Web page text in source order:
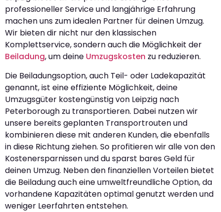
professioneller Service und langjährige Erfahrung
machen uns zum idealen Partner für deinen Umzug.
Wir bieten dir nicht nur den klassischen
Komplettservice, sondern auch die Möglichkeit der
Beiladung, um deine Umzugskosten zu reduzieren.
Die Beiladungsoption, auch Teil- oder Ladekapazität
genannt, ist eine effiziente Möglichkeit, deine
Umzugsgüter kostengünstig von Leipzig nach
Peterborough zu transportieren. Dabei nutzen wir
unsere bereits geplanten Transportrouten und
kombinieren diese mit anderen Kunden, die ebenfalls
in diese Richtung ziehen. So profitieren wir alle von den
Kostenersparnissen und du sparst bares Geld für
deinen Umzug. Neben den finanziellen Vorteilen bietet
die Beiladung auch eine umweltfreundliche Option, da
vorhandene Kapazitäten optimal genutzt werden und
weniger Leerfahrten entstehen.